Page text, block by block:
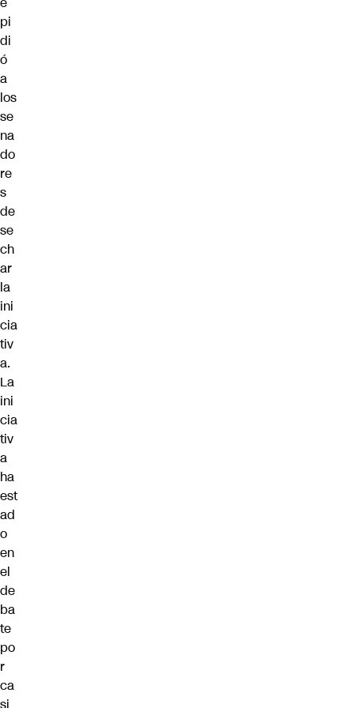
pi
di
ó
a
los
se
na
do
re
s
de
se
ch
ar
la
ini
cia
tiv
a.
La
ini
cia
tiv
a
ha
est
ad
o
en
el
de
ba
te
po
r
ca
si